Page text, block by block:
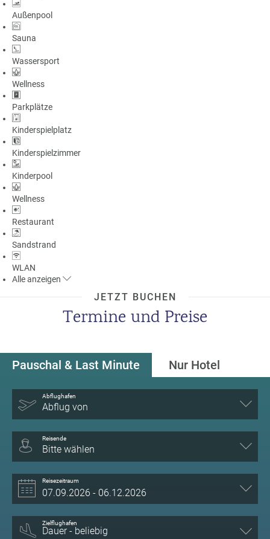
Außenpool
Sauna
Wassersport
Wellness
Parkplätze
Kinderspielplatz
Kinderspielzimmer
Kinderpool
Wellness
Restaurant
Sandstrand
WLAN
Alleanzeigen
JETZT BUCHEN
Termine und Preise
Pauschal & Last Minute Nur Hotel
Abflughafen
Abflug von
Reisende
Bitte wählen
Reisezeitraum
Zielflughafen